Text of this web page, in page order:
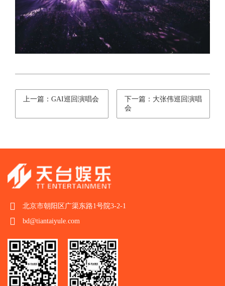
上一篇：GAI巡回演唱会
下一篇：大张伟巡回演唱
会
北京市朝阳区广渠东路1号院3-2-1
bd@tiantaiyule.com